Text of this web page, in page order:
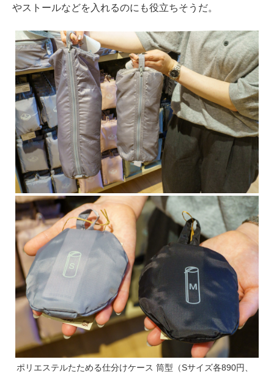
やストールなどを入れるのにも役立ちそうだ。
ポリエステルたためる仕分けケース 筒型（Sサイズ各890円、